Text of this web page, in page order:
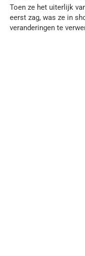
Toen ze het uiterlijk
eerst zag, was ze in
veranderingen te